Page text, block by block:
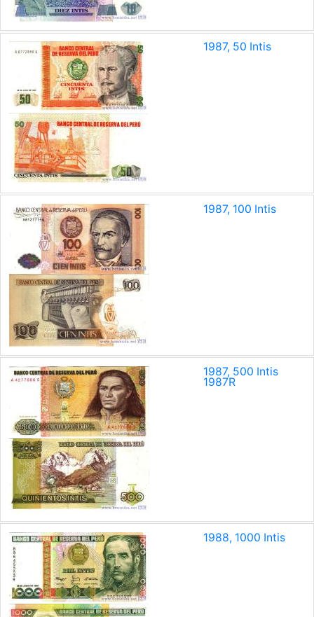
1987, 50 Intis
1987, 100 Intis
1987, 500 Intis
1987R
1988, 1000 Intis